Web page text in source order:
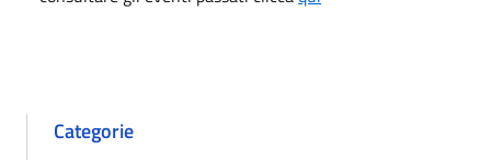
Categorie